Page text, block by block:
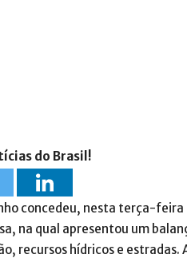
do Brasil!
concedeu, nesta terça-
na qual apresentou um
recursos hídricos e